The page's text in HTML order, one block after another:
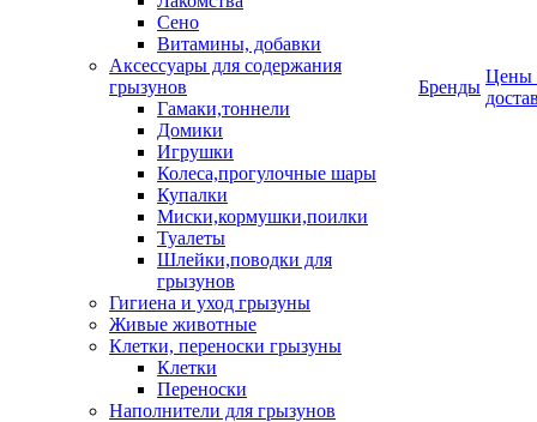
Сено
Витамины, добавки
Аксессуары для содержания
грызунов
Гамаки,тоннели
Домики
Игрушки
Колеса,прогулочные шары
Купалки
Миски,кормушки,поилки
Туалеты
Шлейки,поводки для
грызунов
Гигиена и уход грызуны
Живые животные
Клетки, переноски грызуны
Клетки
Переноски
Наполнители для грызунов
Бренды
Цены